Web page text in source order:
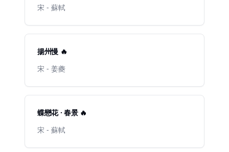
宋 - 蘇軾
揚州慢 🔥
宋 - 姜夔
蝶戀花 · 春景 🔥
宋 - 蘇軾